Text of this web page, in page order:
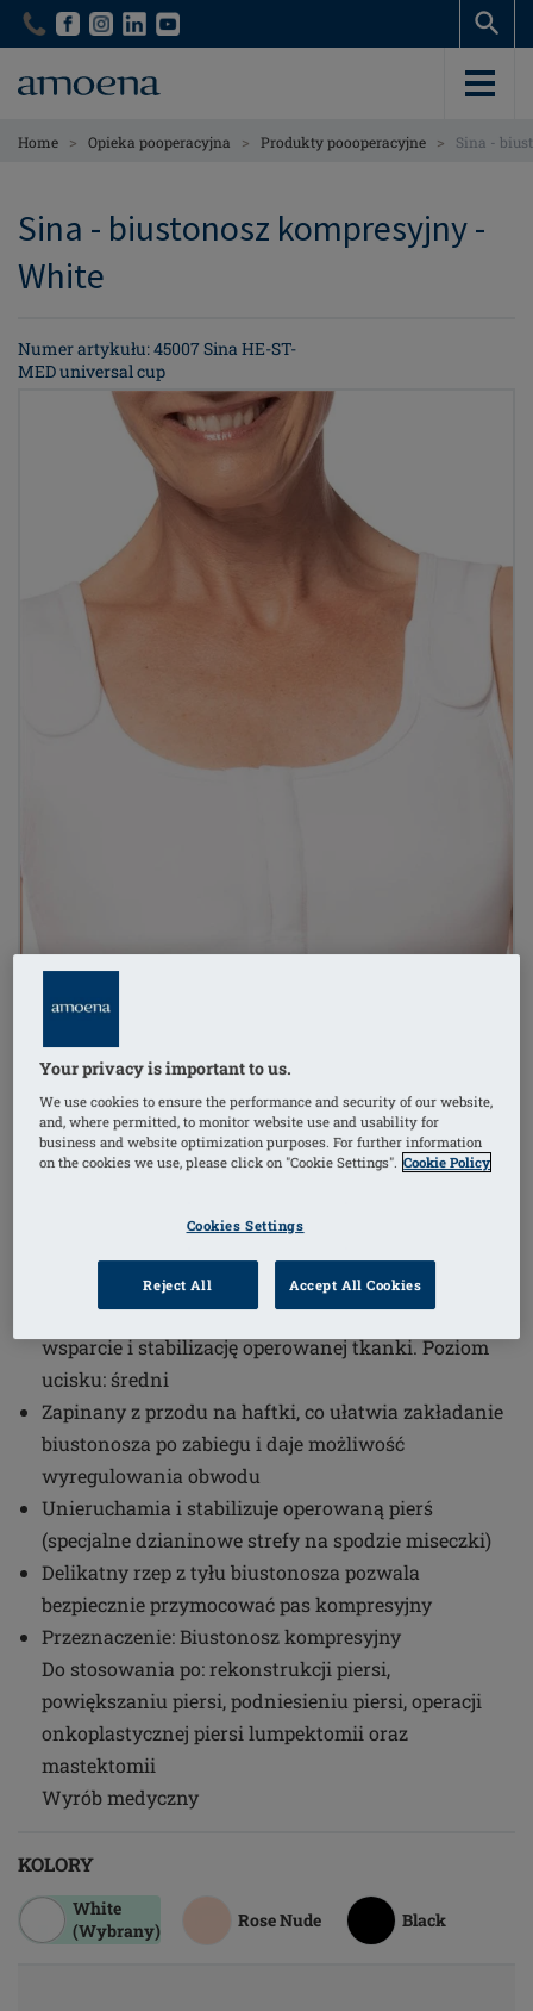
Skip
content
Skip
content
Home > Opieka pooperacyjna > Produkty poooperacyjne > Sina -
Sina - biustonosz kompresyjny -
White
Numer artykułu: 45007 Sina HE-ST-
MED universal cup
1/6
Numer artykułu: 45007 Sina HE-ST-
Regulowane, szerokie ramiączka z zapięciem na
Wbudowane strefy kompresji zapewniają wysokie
wsparcie i stabilizację operowanej tkanki. Poziom
ucisku: średni
Zapinany z przodu na haftki, co ułatwia zakładanie
biustonosza po zabiegu i daje możliwość
wyregulowania obwodu
Unieruchamia i stabilizuje operowaną pierś
(specjalne dzianinowe strefy na spodzie miseczki)
Delikatny rzep z tyłu biustonosza pozwala
bezpiecznie przymocować pas kompresyjny
Przeznaczenie: Biustonosz kompresyjny
Do stosowania po: rekonstrukcji piersi,
powiększaniu piersi, podniesieniu piersi, operacji
onkoplastycznej piersi lumpektomii oraz
mastektomii
Wyrób medyczny
KOLORY
White
(Wybrany)
Rose Nude Black
Your privacy is important to us.
We use cookies to ensure the performance and security of our website,
and, where permitted, to monitor website use and usability for
business and website optimization purposes. For further information
on the cookies we use, please click on "Cookie Settings". Cookie Policy
Cookies Settings
Reject All Accept All Cookies